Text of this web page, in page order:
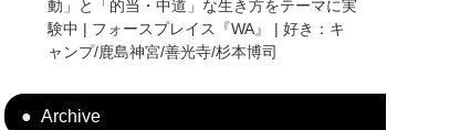
動」と「的当・中道」な生き方をテーマに実
験中 | フォースプレイス『WA』 | 好き：キ
ャンプ/鹿島神宮/善光寺/杉本博司
Archive